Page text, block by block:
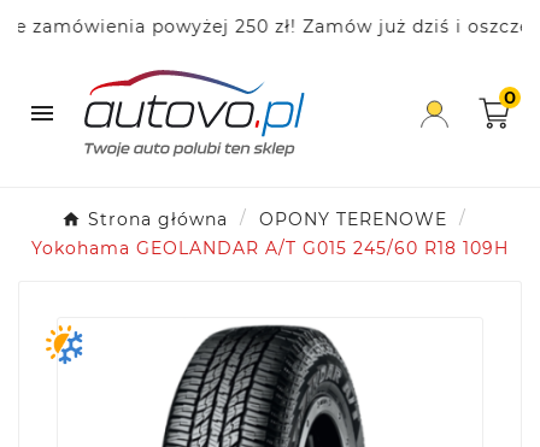
powyżej 250 zł! Zamów już dziś i

0
Strona główna
OPONY TERENOWE
Yokohama GEOLANDAR A/T G015 245/60 R18 109H